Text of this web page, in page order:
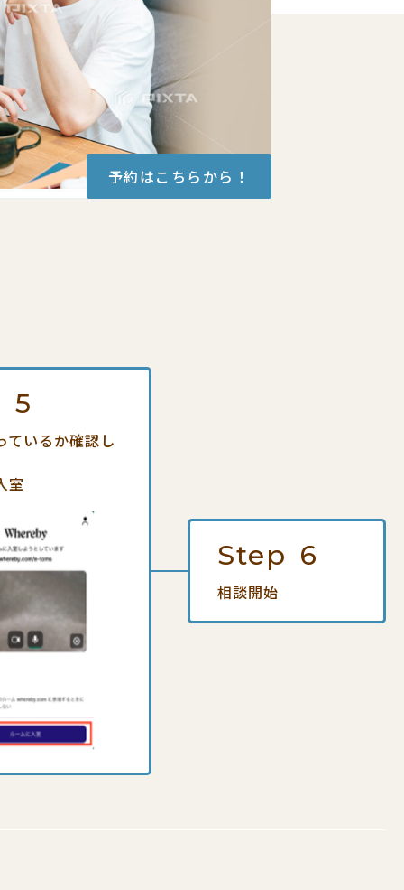
予約はこちらから！
5
ているか確認し
室
Step 6
相談開始